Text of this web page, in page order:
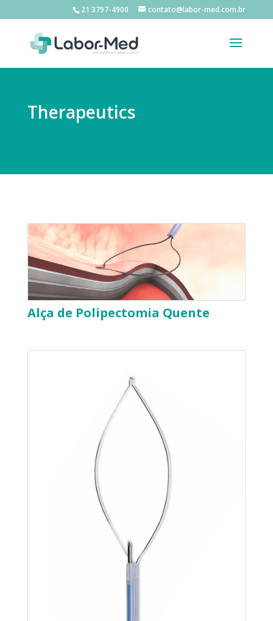
21 3797-4900 contato@labor-med.com.br
Therapeutics
Alça de Polipectomia Quente